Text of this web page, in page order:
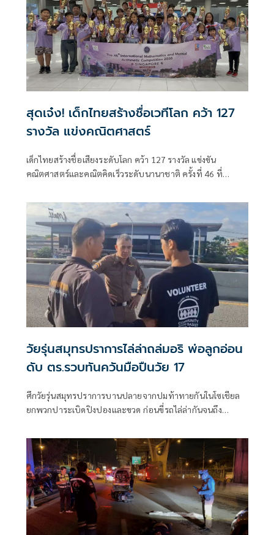
สุดเจ๋ง! เด็กไทยสร้างชื่อเวทีโลก คว้า 127
รางวัล แข่งคณิตศาสตร์
เด็กไทยสร้างชื่อเสียงระดับโลก คว้า 127 รางวัล แข่งขัน
คณิตศาสตร์และคณิตคิดเร็วระดับนานาชาติ ครั้งที่ 46 ที่
วัยรุ่นสมุทรปราการไล่ล่าถล่มอริ พ่อลูกอ่อน
ดับ ตร.รวบทันควันมือปืนวัย 17
ศึกวัยรุ่นสมุทรปราการบานปลายจากปมท้าทายกันในโซเชียล
ยกพวกปาระเบิดปิงปองและขวด ก่อนขี่รถไล่ล่ากันจนถึง